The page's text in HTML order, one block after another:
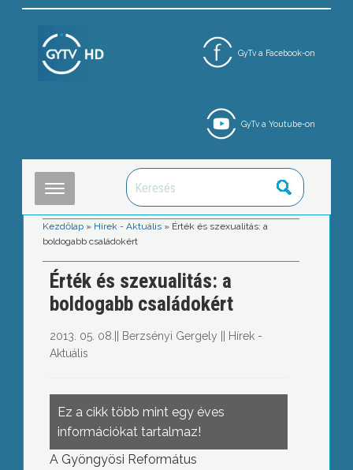
GyTv a Facebook-on
GyTv a Youtube-on
Kezdőlap » Hírek - Aktuális » Érték és szexualitás: a
boldogabb családokért
Érték és szexualitás: a
boldogabb családokért
2013. 05. 08. Berzsényi Gergely
Hírek -
Aktuális
Ez a cikk több mint egy éves
információkat tartalmaz!
A Gyöngyösi Református